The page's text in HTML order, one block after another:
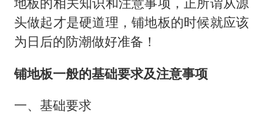
头做起才是硬道理，铺地板的时候就应该
为日后的防潮做好准备！
铺地板一般的基础要求及注意事项
一、基础要求